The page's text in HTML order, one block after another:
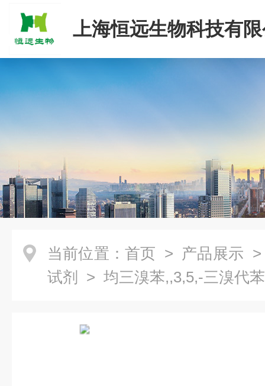
上海恒远生物科技有
当前位置： 首页 > 产品展示
试剂
> 均三溴苯,,3,5,-三溴代苯